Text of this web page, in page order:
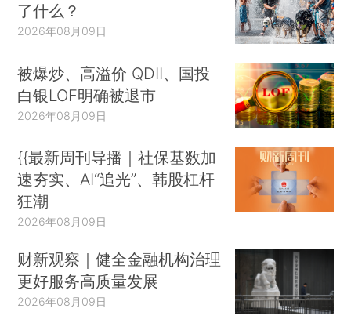
了什么？
2026年08月09日
被爆炒、高溢价 QDII、国投
白银LOF明确被退市
2026年08月09日
{{最新周刊导播｜社保基数加
速夯实、AI“追光”、韩股杠杆
狂潮
2026年08月09日
财新观察｜健全金融机构治理
更好服务高质量发展
2026年08月09日